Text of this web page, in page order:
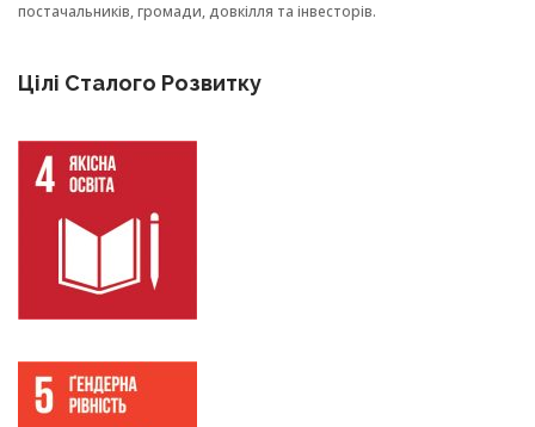
постачальників, громади, довкілля та інвесторів.
Цілі Сталого Розвитку